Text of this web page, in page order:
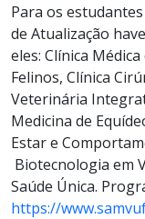
Para os
de Atualização
eles: Clínica
Felinos, Clínica
Veterinária
Medicina de
Estar e
Biotecnologia em
Saúde Única.
https://